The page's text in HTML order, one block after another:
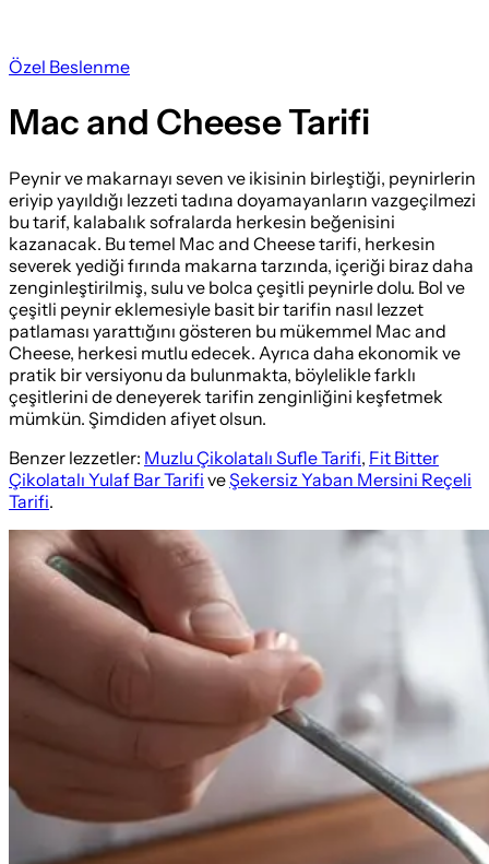
Özel Beslenme
Mac and Cheese Tarifi
Peynir ve makarnayı seven ve ikisinin birleştiği, peynirlerin
eriyip yayıldığı lezzeti tadına doyamayanların vazgeçilmezi
bu tarif, kalabalık sofralarda herkesin beğenisini
kazanacak. Bu temel Mac and Cheese tarifi, herkesin
severek yediği fırında makarna tarzında, içeriği biraz daha
zenginleştirilmiş, sulu ve bolca çeşitli peynirle dolu. Bol ve
çeşitli peynir eklemesiyle basit bir tarifin nasıl lezzet
patlaması yarattığını gösteren bu mükemmel Mac and
Cheese, herkesi mutlu edecek. Ayrıca daha ekonomik ve
pratik bir versiyonu da bulunmakta, böylelikle farklı
çeşitlerini de deneyerek tarifin zenginliğini keşfetmek
mümkün. Şimdiden afiyet olsun.
Benzer lezzetler: Muzlu Çikolatalı Sufle Tarifi, Fit Bitter
Çikolatalı Yulaf Bar Tarifi veŞekersiz Yaban Mersini Reçeli
Tarifi.